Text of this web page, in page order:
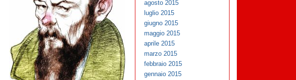
agosto 2015
luglio 2015
giugno 2015
maggio 2015
aprile 2015
marzo 2015
febbraio 2015
gennaio 2015